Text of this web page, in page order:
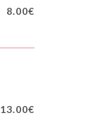
8.00€
13.00€